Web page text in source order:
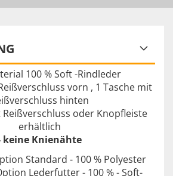
100 % Soft -Rindleder
vorn , 1 Tasche mit
hinten
oder Knopfleiste
erhältlich
keine Knienähte
Standard - 100 % Polyester
Lederfutter - 100 % - Soft-